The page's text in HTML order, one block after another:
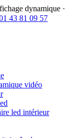
dynamique
43 81 09 57
vidéo
led intérieur